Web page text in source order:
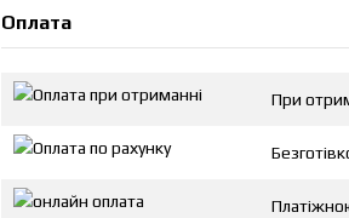
Оплата
При